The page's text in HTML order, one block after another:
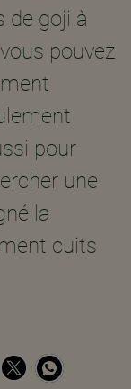
de goji à
pouvez
pour
une
la
cuits